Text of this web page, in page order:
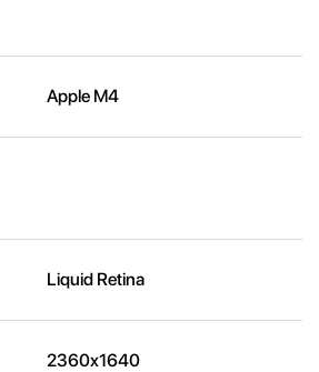
Apple M4
Liquid Retina
2360x1640